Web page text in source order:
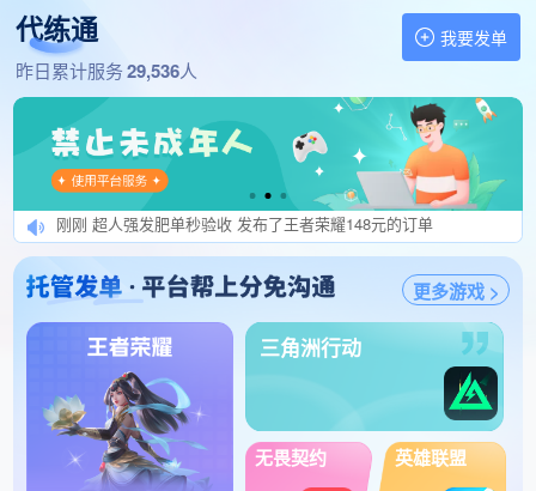
代练通
昨日累计服务29,536人
我要发单
找代练,做代练 就上代练通
刚刚 开gua必提交法yuan 发布了王者荣耀1450元的订单
刚刚 超人强发肥单秒验收 发布了王者荣耀148元的订单
刚刚 念念发单秒上号 发布了王者荣耀150元的订单
刚刚 开挂=转单=扣全压 发布了三角洲行动100元的订单
刚刚 下路高手（保证效率） 发布了三角洲行动290元的订单
刚刚 馒头哟uncle 发布了三角洲行动228元的订单
刚刚 老司机泷泽萝拉 发布了冒险岛怀旧服150元的订单
刚刚 USR201504072731 发布了王者荣耀205元的订单
刚刚 飞一样的感觉陪玩 发布了三角洲行动320元的订单
1分钟前 棠棠发肥单秒验收 发布了和平精英120元的订单
1分钟前 小黑蛋高价发单 发布了鸣潮118元的订单
1分钟前 效率打手有鸡腿) 发布了王者荣耀400元的订单
1分钟前 打号隐身关定位。 发布了王者荣耀500元的订单
更多游戏 >
三角洲行动
无畏契约 英雄联盟